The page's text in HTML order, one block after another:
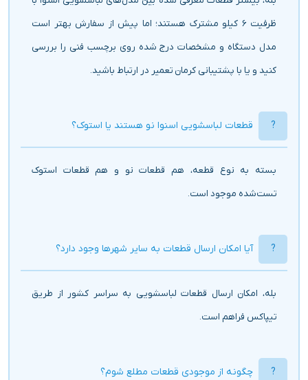
ظرفیت 6 کیلو مشترک هستند؛ اما پیش از سفارش بهتر است
مدل دستگاه و مشخصات درج شده روی برچسب فنی را بررسی
کنید و یا با پشتیبانی کرمان تعمیر در ارتباط باشید.
قطعات لباسشویی اسنوا نو هستند یا استوک؟
بسته به نوع قطعه، هم قطعات نو و هم قطعات استوک
تست‌شده موجود است.
آیا امکان ارسال قطعات به سایر شهرها وجود دارد؟
بله، امکان ارسال قطعات لباسشویی به سراسر کشور از طریق
تیپاکس فراهم است.
چگونه از موجودی قطعات مطلع شوم؟